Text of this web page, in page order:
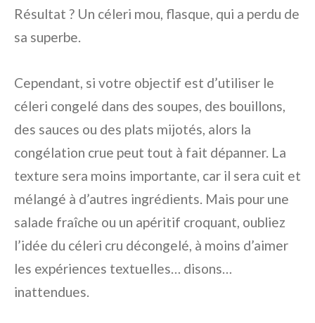
Résultat ? Un céleri mou, flasque, qui a perdu de
sa superbe.
Cependant, si votre objectif est d’utiliser le
céleri congelé dans des soupes, des bouillons,
des sauces ou des plats mijotés, alors la
congélation crue peut tout à fait dépanner. La
texture sera moins importante, car il sera cuit et
mélangé à d’autres ingrédients. Mais pour une
salade fraîche ou un apéritif croquant, oubliez
l’idée du céleri cru décongelé, à moins d’aimer
les expériences textuelles… disons…
inattendues.